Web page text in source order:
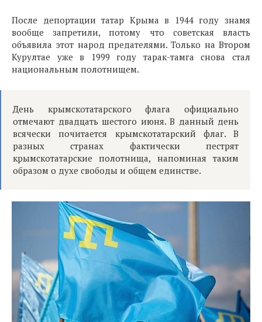
После депортации татар Крыма в 1944 году знамя
вообще запретили, потому что советская власть
объявила этот народ предателями. Только на Втором
Курултае уже в 1999 году тарак-тамга снова стал
национальным полотнищем.
День крымскотатарского флага официально
отмечают двадцать шестого июня. В данный день
всячески почитается крымскотатарский флаг. В
разных странах фактически пестрят
крымскотатарские полотнища, напоминая таким
образом о духе свободы и общем единстве.